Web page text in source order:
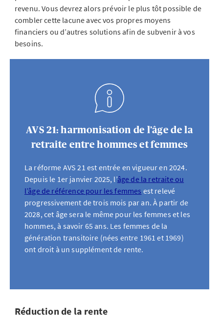
revenu. Vous devrez alors prévoir le plus tôt possible de
combler cette lacune avec vos propres moyens
financiers ou d’autres solutions afin de subvenir à vos
besoins.
AVS 21: harmonisation de l’âge de la
retraite entre hommes et femmes
La réforme AVS 21 est entrée en vigueur en 2024.
Depuis le 1er janvier 2025, l’âge de la retraite ou
l’âge de référence pour les femmes est relevé
progressivement de trois mois par an. À partir de
2028, cet âge sera le même pour les femmes et les
hommes, à savoir 65 ans. Les femmes de la
génération transitoire (nées entre 1961 et 1969)
ont droit à un supplément de rente.
Réduction de la rente